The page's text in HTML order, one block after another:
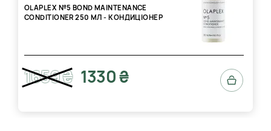
OLAPLEX №5 BOND MAINTENANCE
CONDITIONER 250 МЛ - КОНДИЦІОНЕР
1659 ₴ 1330 ₴